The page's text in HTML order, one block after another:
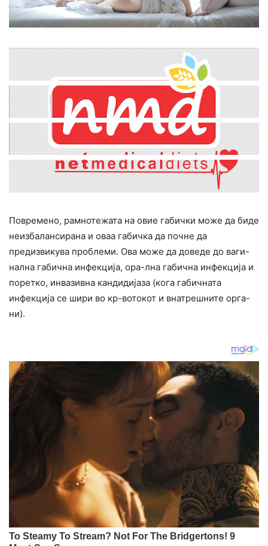
Повремено, рамнотежата на овие габички може да биде
неизбалансирана и оваа габичка да почне да
предизвикува проблеми. Ова може да доведе до ваги-
нална габична инфекција, ора-лна габична инфекција и
поретко, инвазивна кандидијаза (кога габичната
инфекција се шири во кр-вотокот и внатрешните орга-
ни).